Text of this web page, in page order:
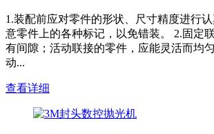
1.装配前应对零件的形状、尺寸精度进行
意零件上的各种标记，以免错装。 2.固定
有间隙；活动联接的零件，应能灵活而均
动...
查看详细